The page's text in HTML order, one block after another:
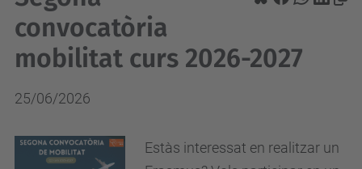
convocatòria
mobilitat curs 2026-2027
25/06/2026
Estàs interessat en realitzar un